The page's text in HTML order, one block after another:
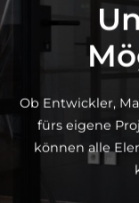
Ob Entwickler,
fürs eigene
können alle